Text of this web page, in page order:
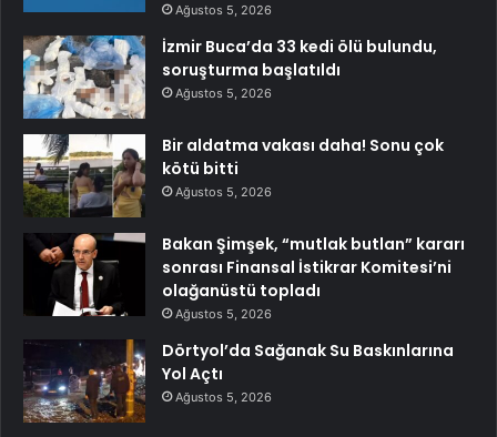
Ağustos 5, 2026
İzmir Buca’da 33 kedi ölü bulundu,
soruşturma başlatıldı
Ağustos 5, 2026
Bir aldatma vakası daha! Sonu çok
kötü bitti
Ağustos 5, 2026
Bakan Şimşek, “mutlak butlan” kararı
sonrası Finansal İstikrar Komitesi’ni
olağanüstü topladı
Ağustos 5, 2026
Dörtyol’da Sağanak Su Baskınlarına
Yol Açtı
Ağustos 5, 2026